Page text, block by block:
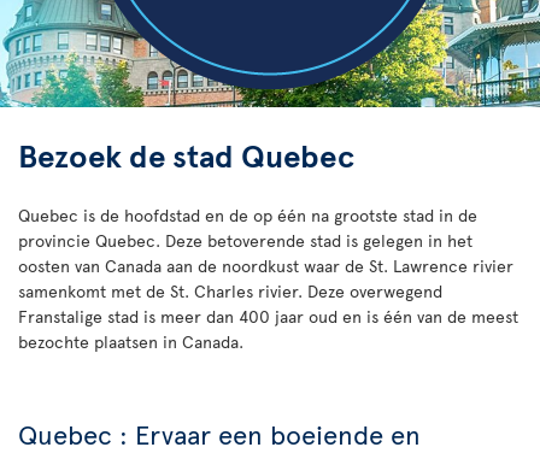
Bezoek de stad Quebec
Quebec is de hoofdstad en de op één na grootste stad in de
provincie Quebec. Deze betoverende stad is gelegen in het
oosten van Canada aan de noordkust waar de St. Lawrence rivier
samenkomt met de St. Charles rivier. Deze overwegend
Franstalige stad is meer dan 400 jaar oud en is één van de meest
bezochte plaatsen in Canada.
Quebec : Ervaar een boeiende en